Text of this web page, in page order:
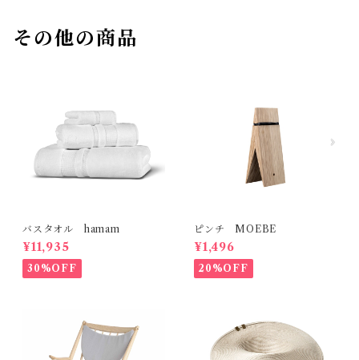
その他の商品
バスタオル hamam
¥11,935
30%OFF
ピンチ MOEBE
¥1,496
20%OFF